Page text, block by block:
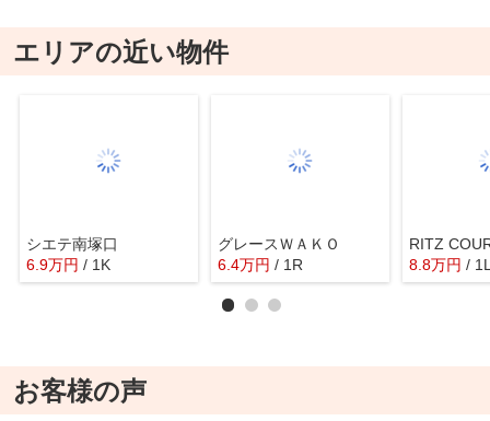
エリアの近い物件
シエテ南塚口
6.9万円 / 1K
グレースＷＡＫＯ
6.4万円 / 1R
RITZ
8.8万円 /
お客様の声